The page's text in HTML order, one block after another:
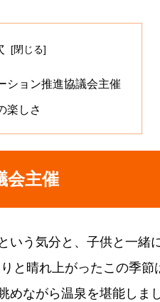
ション推進協議会主催
楽しさ
会主催
う気分と、子供と一緒
と晴れ上がったこの季節
めながら温泉を堪能しま